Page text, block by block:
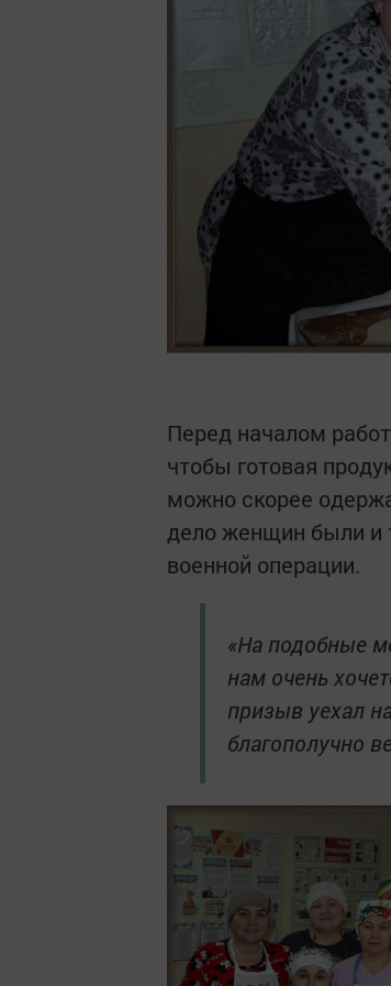
Перед началом
чтобы готовая
можно скорее
дело женщин были и
военной операции.
«На подобные
нам очень
призыв уехал
благополучно